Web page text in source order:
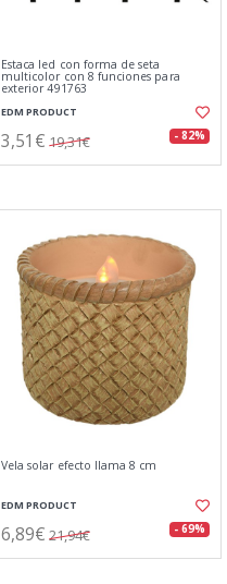
Estaca led con forma de seta
multicolor con 8 funciones para
exterior 491763
EDM PRODUCT
3,51€ 19,31€ - 82%
Vela solar efecto llama 8 cm
EDM PRODUCT
6,89€ 21,94€ - 69%